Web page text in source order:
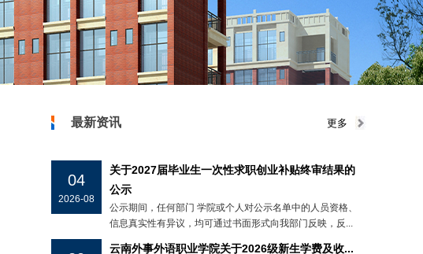
最新资讯 更多
04
2026-08
关于2027届毕业生一次性求职创业补贴终审结果的
公示
公示期间，任何部门 学院或个人对公示名单中的人员资格、
信息真实性有异议，均可通过书面形式向我部门反映，反...
云南外事外语职业学院关于2026级新生学费及收...